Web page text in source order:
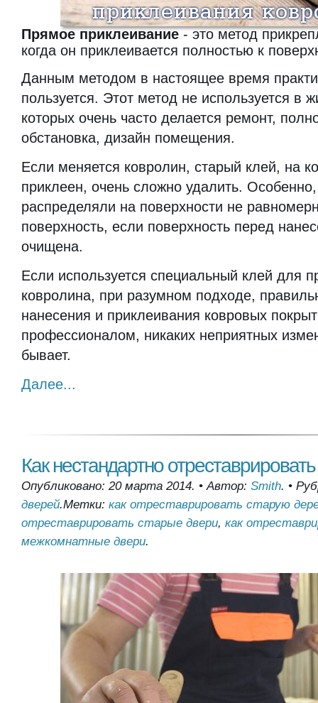
Прямое приклеивание- это метод
когда он приклеивается полностью к
Данным методом в настоящее время
пользуется. Этот метод не используется в
которых очень часто делается ремонт,
обстановка, дизайн помещения.
Если меняется ковролин, старый клей, на
приклеен, очень сложно удалить.
распределяли на поверхности не
поверхность, если поверхность перед
очищена.
Если используется специальный клей для
ковролина, при разумном подходе,
нанесения и приклеивания ковровых
профессионалом, никаких неприятных
бывает.
Далее...
Как нестандартно
Опубликовано: 20 марта 2014. •Автор: Smith. •
дверей.Метки: как отреставрировать старую
отреставрировать старые двери, как
межкомнатные двери.